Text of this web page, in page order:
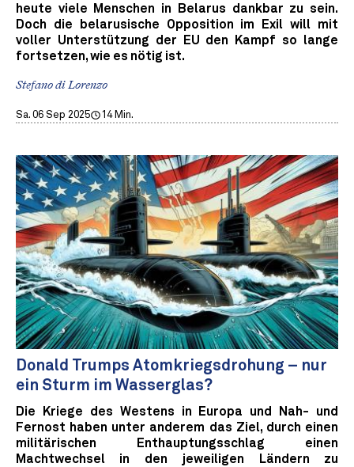
heute viele Menschen in Belarus dankbar zu sein.
Doch die belarusische Opposition im Exil will mit
voller Unterstützung der EU den Kampf so lange
fortsetzen, wie es nötig ist.
Stefano di Lorenzo
Sa. 06 Sep 2025 14 Min.
Donald Trumps Atomkriegsdrohung – nur
ein Sturm im Wasserglas?
Die Kriege des Westens in Europa und Nah- und
Fernost haben unter anderem das Ziel, durch einen
militärischen Enthauptungsschlag einen
Machtwechsel in den jeweiligen Ländern zu